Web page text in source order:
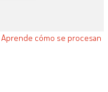
Aprende cómo se procesan